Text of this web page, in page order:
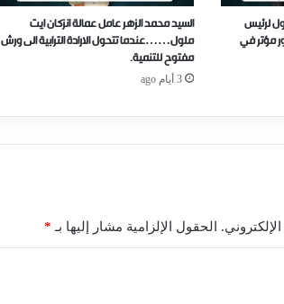
لرئيس
مؤتر في
السيد محمد الزهر عامل عمالة انزكان ايت
ملول……عندما تتحول الارادة الترابية الى ورش
مفتوح للتنمية.
3 أيام ago
الحقول الإلزامية مشار إليها بـ *